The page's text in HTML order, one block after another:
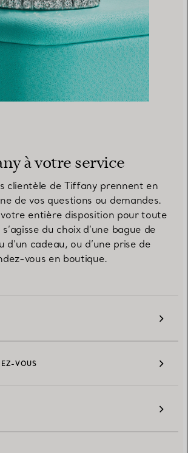
à votre service
clientèle de Tiffany prennent en
de vos questions ou demandes.
entière disposition pour toute
du choix d’une bague de
d’un cadeau, ou d’une prise de
vous en boutique.
VOUS